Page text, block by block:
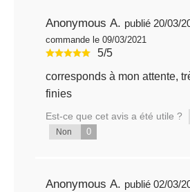
Anonymous A. publié 20/
commande le 09/03/2021
5/5
corresponds à mon attente,
finies
Est-ce que cet avis a été utile ?
Non 0
Anonymous A. publié 02/